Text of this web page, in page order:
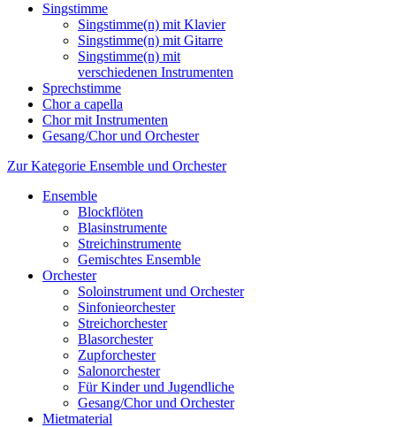
Singstimme
Singstimme(n) mit Klavier
Singstimme(n) mit Gitarre
Singstimme(n) mit
verschiedenen Instrumenten
Sprechstimme
Chor a capella
Chor mit Instrumenten
Gesang/Chor und Orchester
Zur Kategorie Ensemble und Orchester
Ensemble
Blockflöten
Blasinstrumente
Streichinstrumente
Gemischtes Ensemble
Orchester
Soloinstrument und Orchester
Sinfonieorchester
Streichorchester
Blasorchester
Zupforchester
Salonorchester
Für Kinder und Jugendliche
Gesang/Chor und Orchester
Mietmaterial